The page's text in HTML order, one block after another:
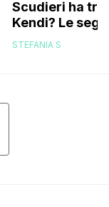
Scudieri ha
Kendi? Le
replica dell’ex
STEFANIA S